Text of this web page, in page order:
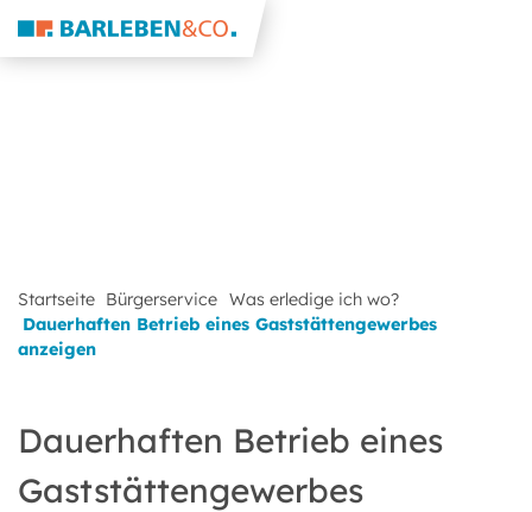
Startseite Bürgerservice Was erledige ich wo?
Dauerhaften Betrieb eines Gaststättengewerbes
anzeigen
Dauerhaften Betrieb eines
Gaststättengewerbes